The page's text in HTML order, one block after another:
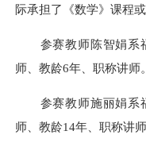
际承担了《数学》课程
参赛教师陈智娟系福
师、教龄6年、职称讲师。
参赛教师施丽娟系福
师、教龄14年、职称讲师